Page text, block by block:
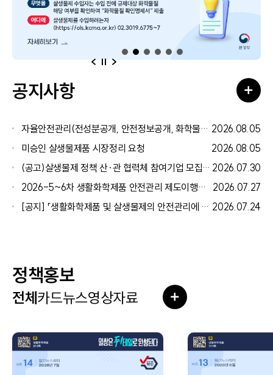
이전일시정지
다음
공지사항 더보기
자율안전관리(전성분공개, 안전정보공개, 화학물질저감 우수제품, 유효기간 연장) 관련 서식 2026.08.05
미승인 살생물제품 시장정리 요청
2026.08.05
(공고)살생물제 정책 산·관 협력체 참여기업 모집 공고 2026.07.30
2026-5~6차 생활화학제품 안전관리 제도이행기업 교육 안내(8월)
2026.07.27
[공지] 「생활화학제품 및 살생물제의 안전관리에 관한 법률」개정 설명회 자료 공유 2026.07.24
정책홍보
전체 더보기
카드뉴스영상자료